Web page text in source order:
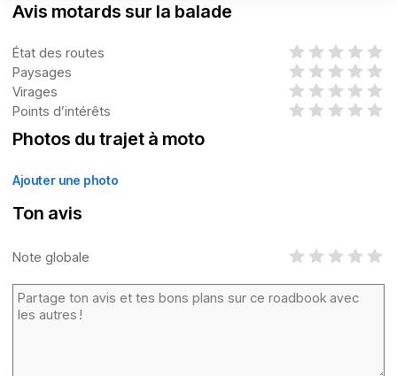
Avis motards sur la balade
État des routes
Paysages
Virages
Points d’intérêts
Photos du trajet à moto
Ajouter une photo
Ton avis
Note globale